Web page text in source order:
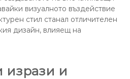
визуалното въздействие
стил станал отличителен
дизайн, влияещ на
изрази и